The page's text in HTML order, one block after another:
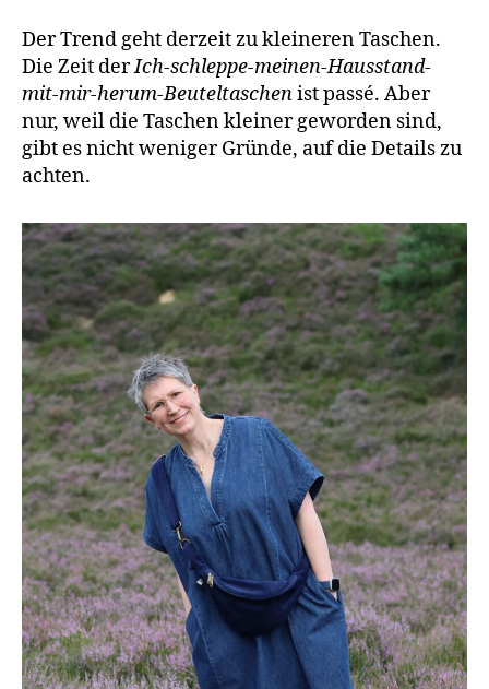
Der Trend geht derzeit zu kleineren Taschen.
Die Zeit derIch-schleppe-meinen-Hausstand-
mit-mir-herum-Beuteltaschenist passé. Aber
nur, weil die Taschen kleiner geworden sind,
gibt es nicht weniger Gründe, auf die Details zu
achten.